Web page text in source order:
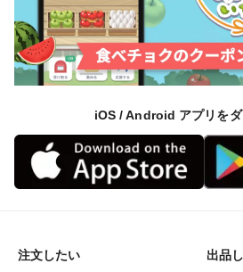
iOS / Android アプリをダ
注文したい 出品